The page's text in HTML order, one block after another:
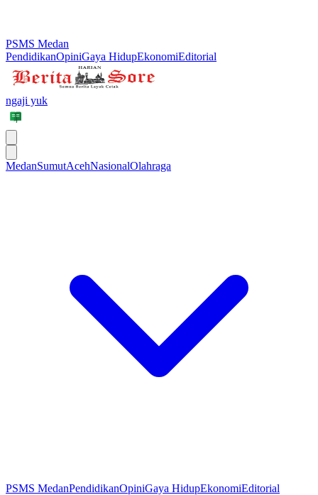
PSMS Medan
PendidikanOpiniGaya HidupEkonomiEditorial
ngaji yuk
MedanSumutAcehNasionalOlahraga
PSMS MedanPendidikanOpiniGaya HidupEkonomiEditorial